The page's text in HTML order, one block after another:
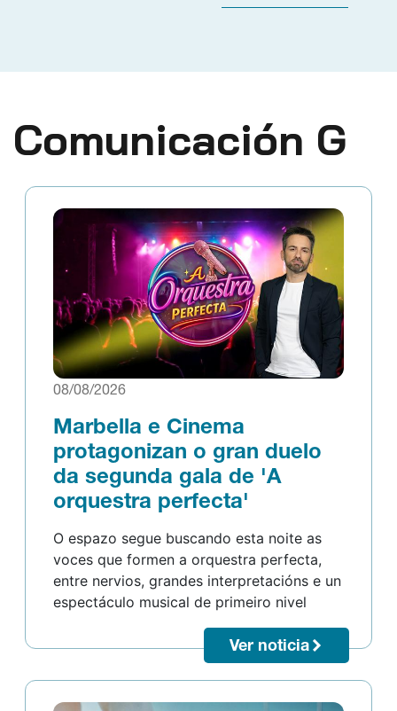
Comunicación G
08/08/2026
Marbella e Cinema
protagonizan o gran duelo
da segunda gala de 'A
orquestra perfecta'
O espazo segue buscando esta noite as
voces que formen a orquestra perfecta,
entre nervios, grandes interpretacións e un
espectáculo musical de primeiro nivel
Ver noticia